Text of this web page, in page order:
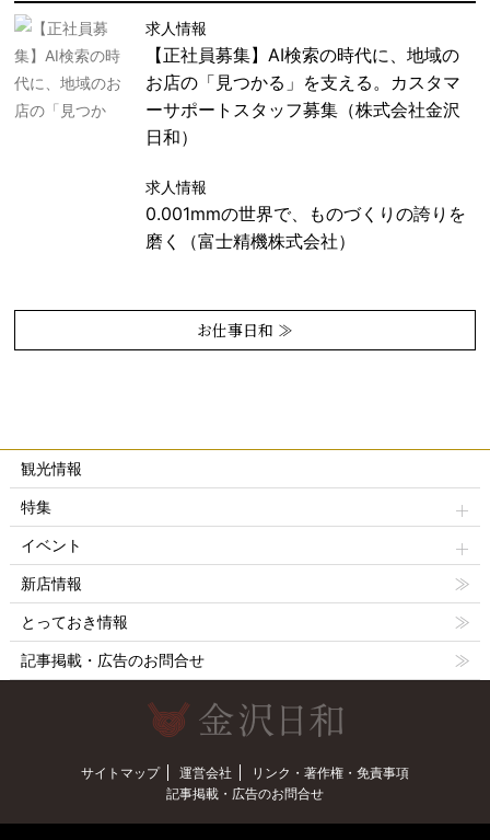
求人情報
【正社員募集】AI検索の時代に、地域の
お店の「見つかる」を支える。カスタマ
ーサポートスタッフ募集（株式会社金沢
日和）
求人情報
0.001mmの世界で、ものづくりの誇りを
磨く（富士精機株式会社）
お仕事日和 ≫
観光情報
特集
イベント
新店情報
とっておき情報
記事掲載・広告のお問合せ
サイトマップ 運営会社
リンク・著作権・免責事項
記事掲載・広告のお問合せ